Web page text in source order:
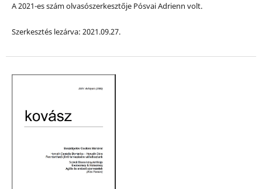
A 2021-es szám olvasószerkesztője Pósvai Adrienn volt.
Szerkesztés lezárva: 2021.09.27.